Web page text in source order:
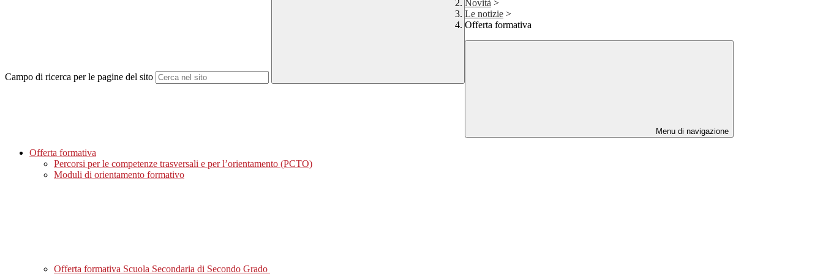
Campo di ricerca per le pagine del sito
Novità >
Le notizie >
Offerta formativa
Menu di navigazione
Offerta formativa
Percorsi per le competenze trasversali e per l’orientamento (PCTO)
Moduli di orientamento formativo
Offerta formativa Scuola Secondaria di Secondo Grado